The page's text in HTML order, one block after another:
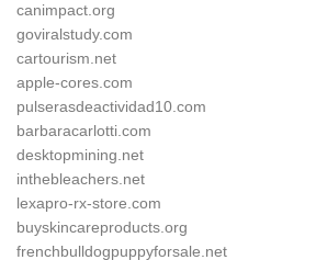
canimpact.org
goviralstudy.com
cartourism.net
apple-cores.com
pulserasdeactividad10.com
barbaracarlotti.com
desktopmining.net
inthebleachers.net
lexapro-rx-store.com
buyskincareproducts.org
frenchbulldogpuppyforsale.net